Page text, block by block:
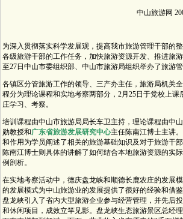
中山旅游网
为深入贯彻落实科学发展观，提高我市旅游管理干部的
各级旅游干部的工作任务，加快旅游资源开发、推进旅
至27日中山市委组织部、中山市旅游局组织举办了旅游管
各镇区分管旅游工作的领导、三产办主任，旅游局机关
程分为理论课程和实地考察两部分，2月25日于党校上
庄学习、考察。
培训课程由中山市旅游局局长车卫主持，理论课程由中
勋教授和广东省旅游发展研究中心主任陈南江博士主讲
和作用为学员阐述了相关的旅游基础知识及对于旅游干
陈南江博士则具体的讲解了如何结合本地旅游资源的实
例剖析。
在实地考察活动中，德庆盘龙峡和顺德长鹿农庄的发展
的发展模式为中山旅游业的发展提供了很好的经验和借
盘龙峡引入了省内大型旅游企业参与经营管理，并先后
和休闲项目，成效立竿见影。盘龙峡生态旅游景区总经